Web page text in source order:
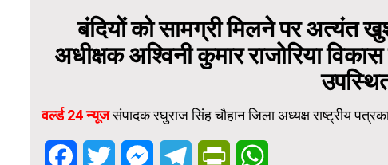
बंदियों को सामग्री मिलने पर अत्यंत
अधीक्षक अश्विनी कुमार राजोरिया
वर्ल्ड 24 न्यूजसंपादक रघुराज सिंह चौहान जिला अध्यक्ष राष्ट्रीय
FacebookTwitter MessengerTelegramPrintFriendly